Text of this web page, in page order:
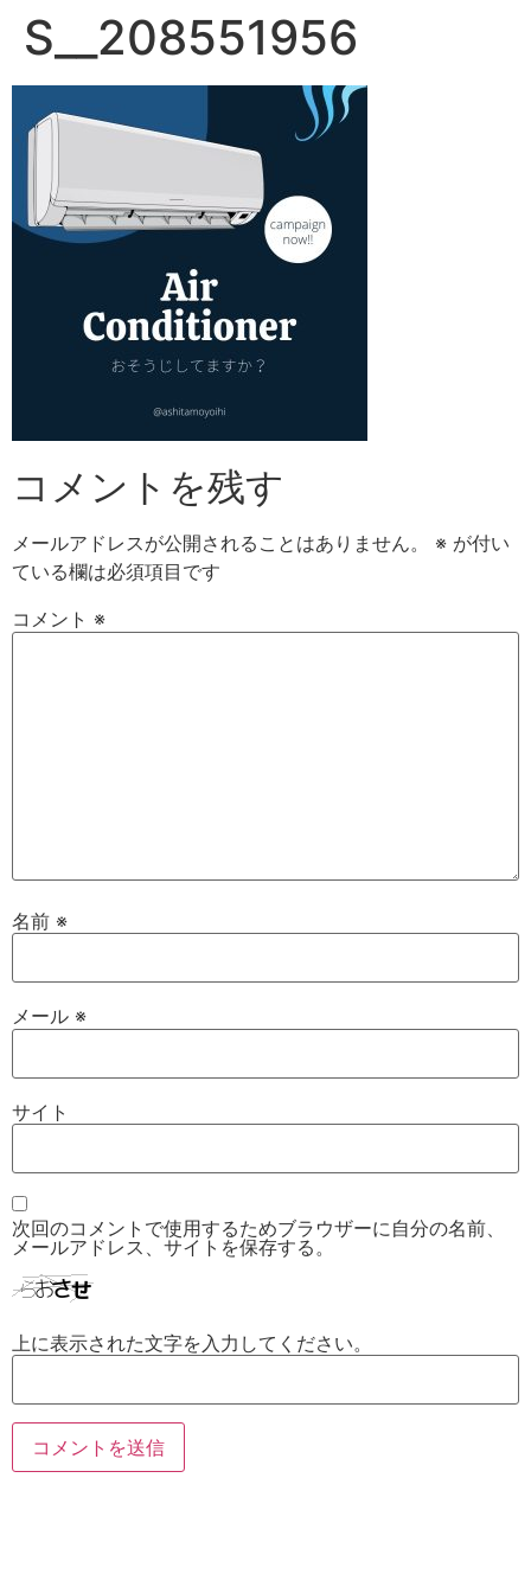
S__208551956
コメントを残す
メールアドレスが公開されることはありません。 ※ が付い
ている欄は必須項目です
コメント ※
名前 ※
メール ※
サイト
次回のコメントで使用するためブラウザーに自分の名前、
メールアドレス、サイトを保存する。
上に表示された文字を入力してください。